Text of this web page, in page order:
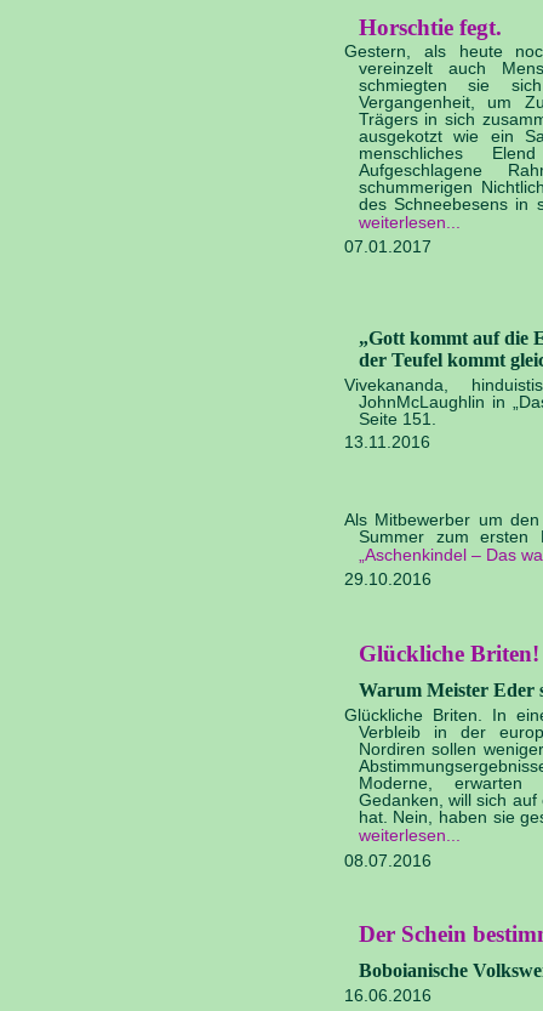
Horschtie fegt.
Gestern, als heute
vereinzelt auch
schmiegten sie
Vergangenheit, um
Trägers in sich
ausgekotzt wie ein
menschliches
Aufgeschlagene
schummerigen
des Schneebesens in
weiterlesen
07.01.2017
„Gott kommt auf die
der Teufel kommt
Vivekananda,
JohnMcLaughlin in
Seite 151.
13.11.2016
Als Mitbewerber um
Summer zum
„Aschenkindel – Das
29.10.2016
Glückliche Briten!
Warum Meister Eder
Glückliche Briten. In
Verbleib in der
Nordiren sollen
Moderne, erwarten
Gedanken, will sich
hat. Nein, haben sie
weiterlesen
08.07.2016
Der Schein
Boboianische
16.06.2016